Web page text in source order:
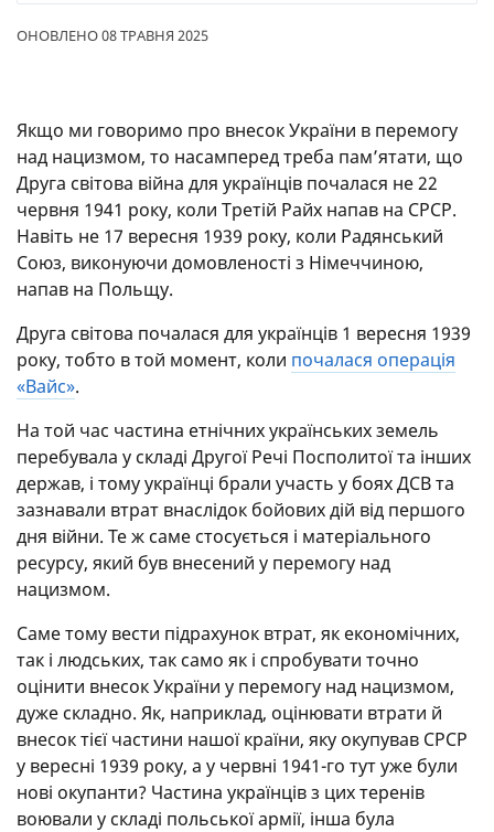
ОНОВЛЕНО 08 ТРАВНЯ 2025
Якщо ми говоримо про внесок України в перемогу
над нацизмом, то насамперед треба пам’ятати, що
Друга світова війна для українців почалася не 22
червня 1941 року, коли Третій Райх напав на СРСР.
Навіть не 17 вересня 1939 року, коли Радянський
Союз, виконуючи домовленості з Німеччиною,
напав на Польщу.
Друга світова почалася для українців 1 вересня 1939
року, тобто в той момент, коли почалася операція
«Вайс».
На той час частина етнічних українських земель
перебувала у складі Другої Речі Посполитої та інших
держав, і тому українці брали участь у боях ДСВ та
зазнавали втрат внаслідок бойових дій від першого
дня війни. Те ж саме стосується і матеріального
ресурсу, який був внесений у перемогу над
нацизмом.
Саме тому вести підрахунок втрат, як економічних,
так і людських, так само як і спробувати точно
оцінити внесок України у перемогу над нацизмом,
дуже складно. Як, наприклад, оцінювати втрати й
внесок тієї частини нашої країни, яку окупував СРСР
у вересні 1939 року, а у червні 1941-го тут уже були
нові окупанти? Частина українців з цих теренів
воювали у складі польської армії, інша була